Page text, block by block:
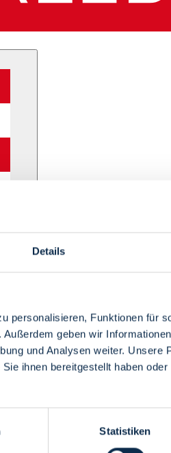
Details
personalisieren, Funktionen für
geben wir
und Analysen weiter. Unsere
ihnen bereitgestellt haben
Statistiken
Menü